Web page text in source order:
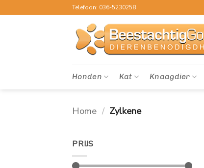
naar
Telefoon: 036-5230258
Honden Kat Knaagdier
Home / Zylkene
PRIJS